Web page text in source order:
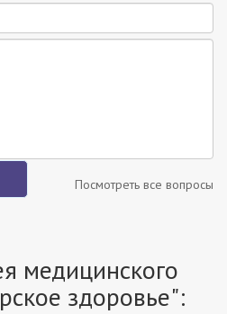
Посмотреть все вопросы
медицинского
здоровье":